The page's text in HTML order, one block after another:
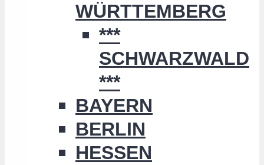
WÜRTTEMBERG
***
SCHWARZWALD
***
BAYERN
BERLIN
HESSEN